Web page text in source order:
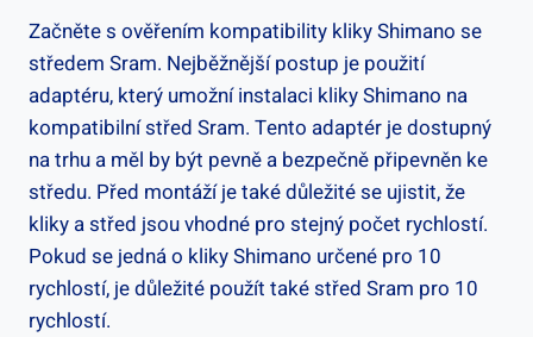
Začněte s⁢ ověřením ⁢kompatibility ⁤kliky Shimano​ se
středem Sram. Nejběžnější postup je použití
adaptéru, ⁢který⁤ umožní ​instalaci kliky ​Shimano‍ na
kompatibilní střed‍ Sram. Tento ‌adaptér⁢ je ⁢dostupný
na trhu ‍a měl by být ​pevně⁢ a bezpečně​ připevněn ‌ke⁢
středu.‍ Před montáží je také ‍důležité se ​ujistit, ⁣že
kliky a střed jsou vhodné ‍pro stejný⁣ počet⁢ rychlostí.
⁣Pokud se jedná o​ kliky Shimano ⁢určené pro ‍10
rychlostí, je⁤ důležité použít také střed Sram pro 10
rychlostí.